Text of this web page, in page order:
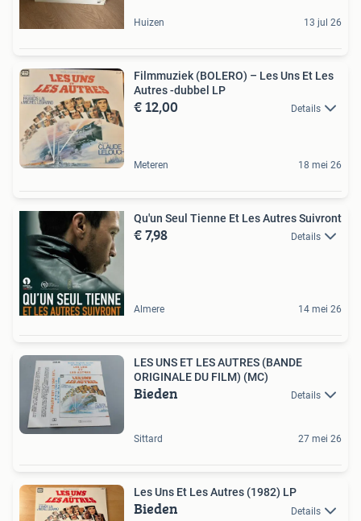
Huizen 13 jul 26
Filmmuziek (BOLERO) – Les Uns Et Les
Autres -dubbel LP
€ 12,00 Details
Meteren 18 mei 26
Qu'un Seul Tienne Et Les Autres Suivront
€ 7,98 Details
Almere 14 mei 26
LES UNS ET LES AUTRES (BANDE
ORIGINALE DU FILM) (MC)
Bieden Details
Sittard 27 mei 26
Les Uns Et Les Autres (1982) LP
Bieden Details